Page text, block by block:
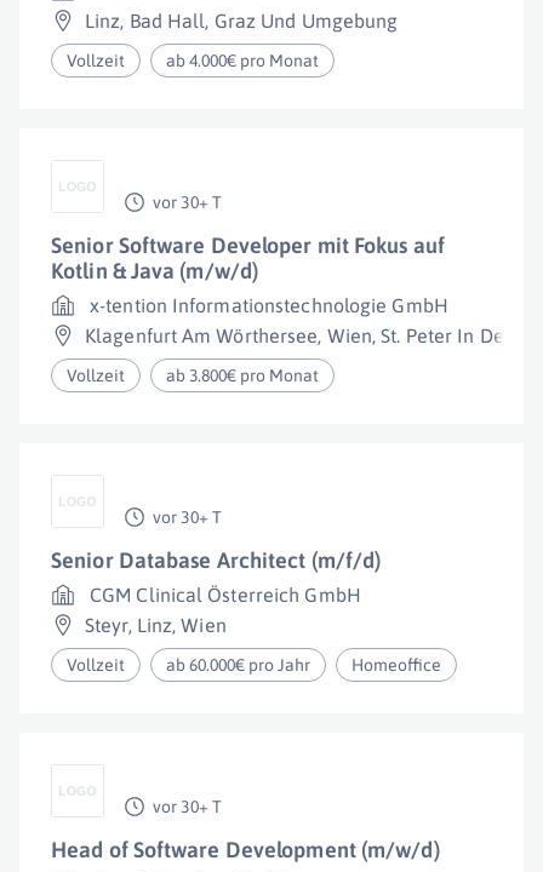
Linz, Bad Hall, Graz Und Umgebung
Vollzeit ab 4.000€ pro Monat
vor 30+ T
Senior Software Developer mit Fokus auf
Kotlin & Java (m/w/d)
x-tention Informationstechnologie GmbH
Klagenfurt Am Wörthersee, Wien,St. Peter In Der Au
Vollzeit ab 3.800€ pro Monat
vor 30+ T
Senior Database Architect (m/f/d)
CGM Clinical Österreich GmbH
Steyr, Linz,Wien
Vollzeit ab 60.000€ pro Jahr Homeoffice
vor 30+ T
Head of Software Development (m/w/d)